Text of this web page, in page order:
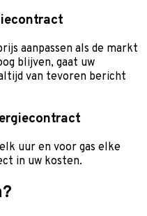
aanpassen als de markt
blijven, gaat uw
van tevoren bericht
uur en voor gas elke
in uw kosten.